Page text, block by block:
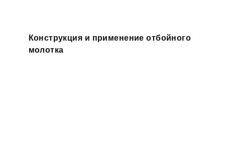
Конструкция и применение отбойного
молотка